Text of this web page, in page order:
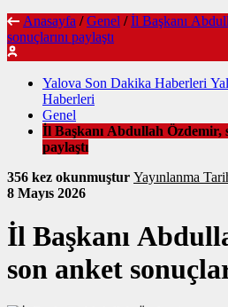
Anasayfa / Genel / İl Başkanı
sonuçlarını paylaştı
Yalova Son Dakika Haberleri
Haberleri
Genel
İl Başkanı Abdullah Özdemir,
paylaştı
356 kez okunmuştur
8 Mayıs 2026
İl Başkanı
son anket